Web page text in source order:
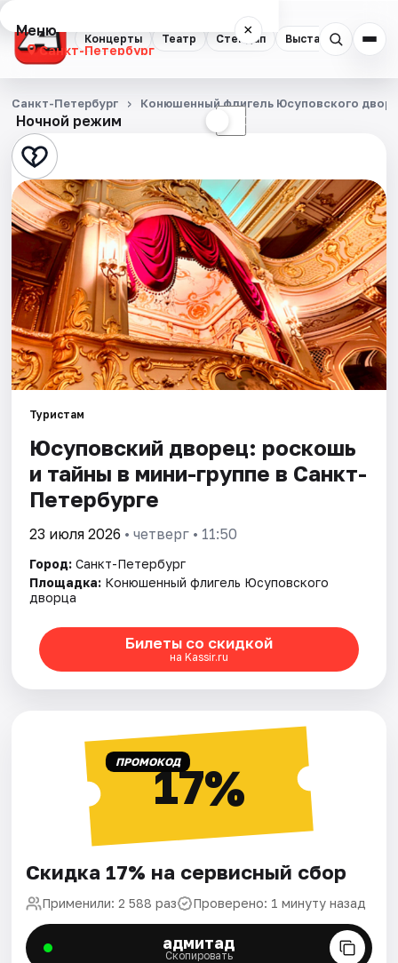
Концерты Театр Стендап Выставки
Меню ×
Санкт-Петербург
Концерты
Театр
Стендап
Выставки
Квесты
Экскурсии
Спорт
События
Города
Площадки
Артисты
Рейтинги
Ночной режим ☾
Санкт-Петербург Конюшенный флигель Юсуповского
Туристам
Юсуповский дворец: роскошь
и тайны в мини-группе в Санкт-
Петербурге
23 июля 2026 • четверг • 11:50
Город: Санкт-Петербург
Площадка: Конюшенный флигель Юсуповского
дворца
Билеты со скидкой
на Kassir.ru
ПРОМОКОД17%
Скидка 17% на сервисный сбор
Применили: 2 588 раз Проверено: 1 минуту назад
адмитад
Скопировать